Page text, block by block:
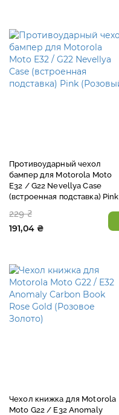
Противоударный чехол
бампер для Motorola Moto
E32 / G22 Nevellya Case
(встроенная подставка) Pink
229 ₴
191,04 ₴
Чехол книжка для Motorola
Moto G22 / E32 Anomaly